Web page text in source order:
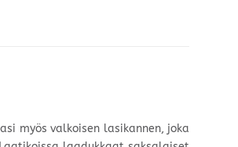
myös valkoisen lasikannen, joka